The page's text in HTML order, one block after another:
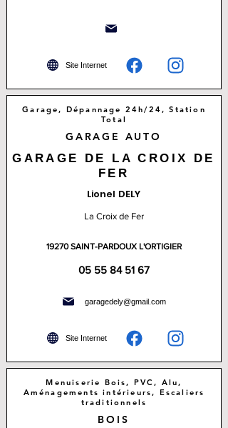
Site Internet
Garage, Dépannage 24h/24, Station
Total
GARAGE AUTO
GARAGE DE LA CROIX DE
FER
Lionel DELY
La Croix de Fer
19270 SAINT-PARDOUX L'ORTIGIER
05 55 84 51 67
garagedely@gmail.com
Site Internet
Menuiserie Bois, PVC, Alu,
Aménagements intérieurs, Escaliers
traditionnels
BOIS